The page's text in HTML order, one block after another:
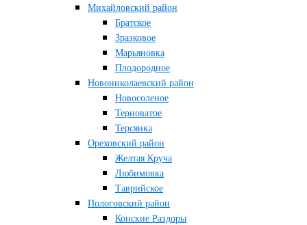
Михайловский район
Братское
Зразковое
Марьяновка
Плодородное
Новониколаевский район
Новосоленое
Терноватое
Терсянка
Ореховский район
Желтая Круча
Любимовка
Таврийское
Пологовский район
Конские Раздоры